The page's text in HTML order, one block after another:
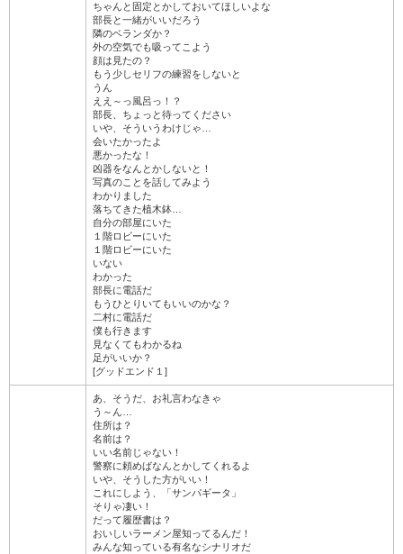
ちゃんと固定とかしておいてほしいよな
部長と一緒がいいだろう
隣のベランダか？
外の空気でも吸ってこよう
顔は見たの？
もう少しセリフの練習をしないと
うん
ええ～っ風呂っ！？
部長、ちょっと待ってください
いや、そういうわけじゃ…
会いたかったよ
悪かったな！
凶器をなんとかしないと！
写真のことを話してみよう
わかりました
落ちてきた植木鉢…
自分の部屋にいた
１階ロビーにいた
１階ロビーにいた
いない
わかった
部長に電話だ
もうひとりいてもいいのかな？
二村に電話だ
僕も行きます
見なくてもわかるね
足がいいか？
[グッドエンド１]
あ、そうだ、お礼言わなきゃ
う～ん…
住所は？
名前は？
いい名前じゃない！
警察に頼めばなんとかしてくれるよ
いや、そうした方がいい！
これにしよう、「サンパギータ」
そりゃ凄い！
だって履歴書は？
おいしいラーメン屋知ってるんだ！
みんな知っている有名なシナリオだ